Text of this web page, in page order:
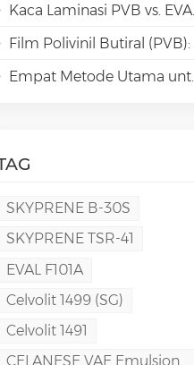
Kaca Laminasi PVB vs. EVA vs. SGP vs. TPU: Perbandingan & Panduan untuk Arsitektur Modern
Film Polivinil Butiral (PVB): Kimia, Pemrosesan, dan Aplikasi Berkinerja Tinggi
Empat Metode Utama untuk Pembuatan Film PVA
SKYPRENE B-30S
SKYPRENE TSR-41
EVAL F101A
Celvolit 1499 (SG)
Celvolit 1491
CELANESE VAE Emulsion